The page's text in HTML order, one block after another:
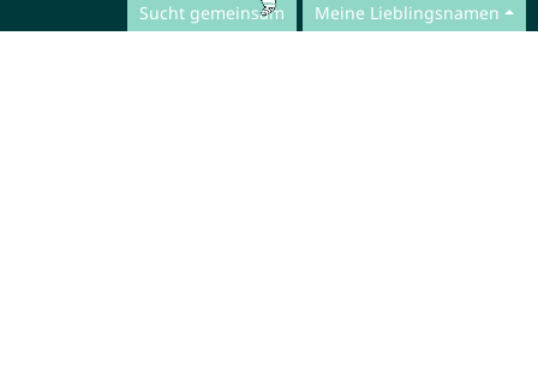
Sucht gemeinsam Meine Lieblingsnamen